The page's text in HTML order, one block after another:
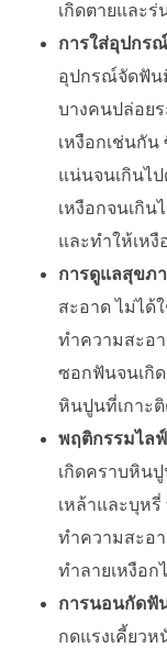
เกิดตายและร่
การใส่อุปกร
อุปกรณ์จัดฟัน
บางคนปล่อยร
เหงือกเช่นกัน
แน่นจนเกินไป
เหงือกจนเกิน
และทำให้เห
การดูแลสุขภ
สะอาด ไม่ได้
ทำความสะอ
ซอกฟันจนเกิ
หินปูนที่เกาะติ
พฤติกรรมไล
เกิดคราบหิน
เหล้าและบุห
ทำความสะอ
ทำลายเหงือก
การนอนกัดฟั
กดแรงเคี้ยว